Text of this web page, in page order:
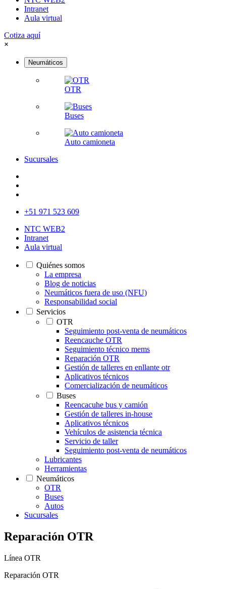
Intranet
Aula virtual
Cotiza aquí
×
Neumáticos
OTR
Buses
Auto camioneta
Sucursales
+51 971 523 609
NTC WEB2
Intranet
Aula virtual
Quiénes somos
La empresa
Blog de noticias
Neumáticos fuera de uso (NFU)
Responsabilidad social
Servicios
OTR
Seguimiento post-venta de neumáticos
Reencauche OTR
Seguimiento técnico mems
Reparación OTR
Gestión de talleres en enllante otr
Aplicativos técnicos
Comercialización de neumáticos
Buses
Reencacuhe bus y camión
Gestión de talleres in-house
Aplicativos técnicos
Vehículos de asistencia técnica
Servicio de taller
Seguimiento post-venta de neumáticos
Lubricantes
Herramientas
Neumáticos
OTR
Buses
Autos
Sucursales
Reparación OTR
Línea OTR
Reparación OTR